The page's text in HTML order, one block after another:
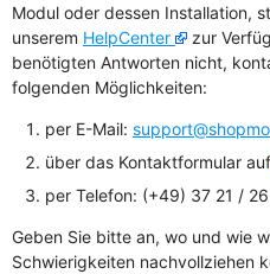
Modul oder dessen Installation,
unserem HelpCenter
zur
benötigten Antworten nicht,
folgenden Möglichkeiten:
per E-Mail:
über das Kontaktformular auf
per Telefon: (+49) 37 21 /
Geben Sie bitte an, wo und wie
Schwierigkeiten nachvollziehen